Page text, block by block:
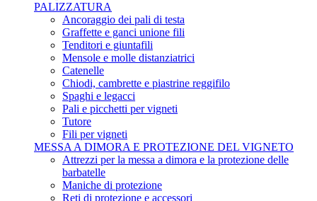
PALIZZATURA
Ancoraggio dei pali di testa
Graffette e ganci unione fili
Tenditori e giuntafili
Mensole e molle distanziatrici
Catenelle
Chiodi, cambrette e piastrine reggifilo
Spaghi e legacci
Pali e picchetti per vigneti
Tutore
Fili per vigneti
MESSA A DIMORA E PROTEZIONE DEL VIGNETO
Attrezzi per la messa a dimora e la protezione delle
barbatelle
Maniche di protezione
Reti di protezione e accessori